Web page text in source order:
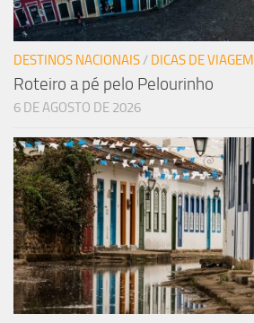
DESTINOS NACIONAIS / DICAS DE VIAGEM
Roteiro a pé pelo Pelourinho
6 DE AGOSTO DE 2026